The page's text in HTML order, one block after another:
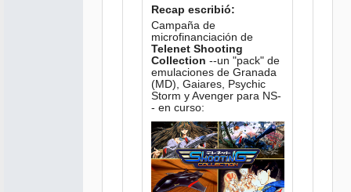
Recap escribió:
Campaña de
microfinanciación de
Telenet Shooting
Collection --un "pack" de
emulaciones de Granada
(MD), Gaiares, Psychic
Storm y Avenger para NS-
- en curso: